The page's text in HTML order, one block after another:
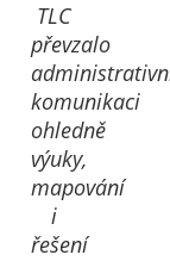
TLC
převzalo
komunikaci
ohledně
výuky,
mapování
i
řešení